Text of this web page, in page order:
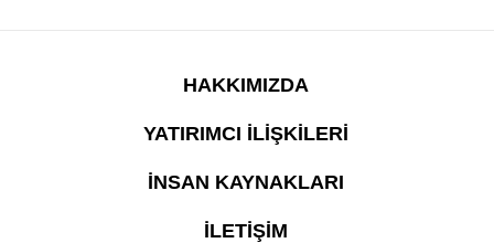
HAKKIMIZDA
YATIRIMCI İLİŞKİLERİ
İNSAN KAYNAKLARI
İLETİŞİM